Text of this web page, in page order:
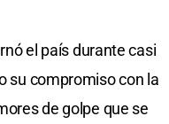
el país durante casi
su compromiso con la
de golpe que se